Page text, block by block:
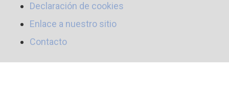
Declaración de cookies
Enlace a nuestro sitio
Contacto